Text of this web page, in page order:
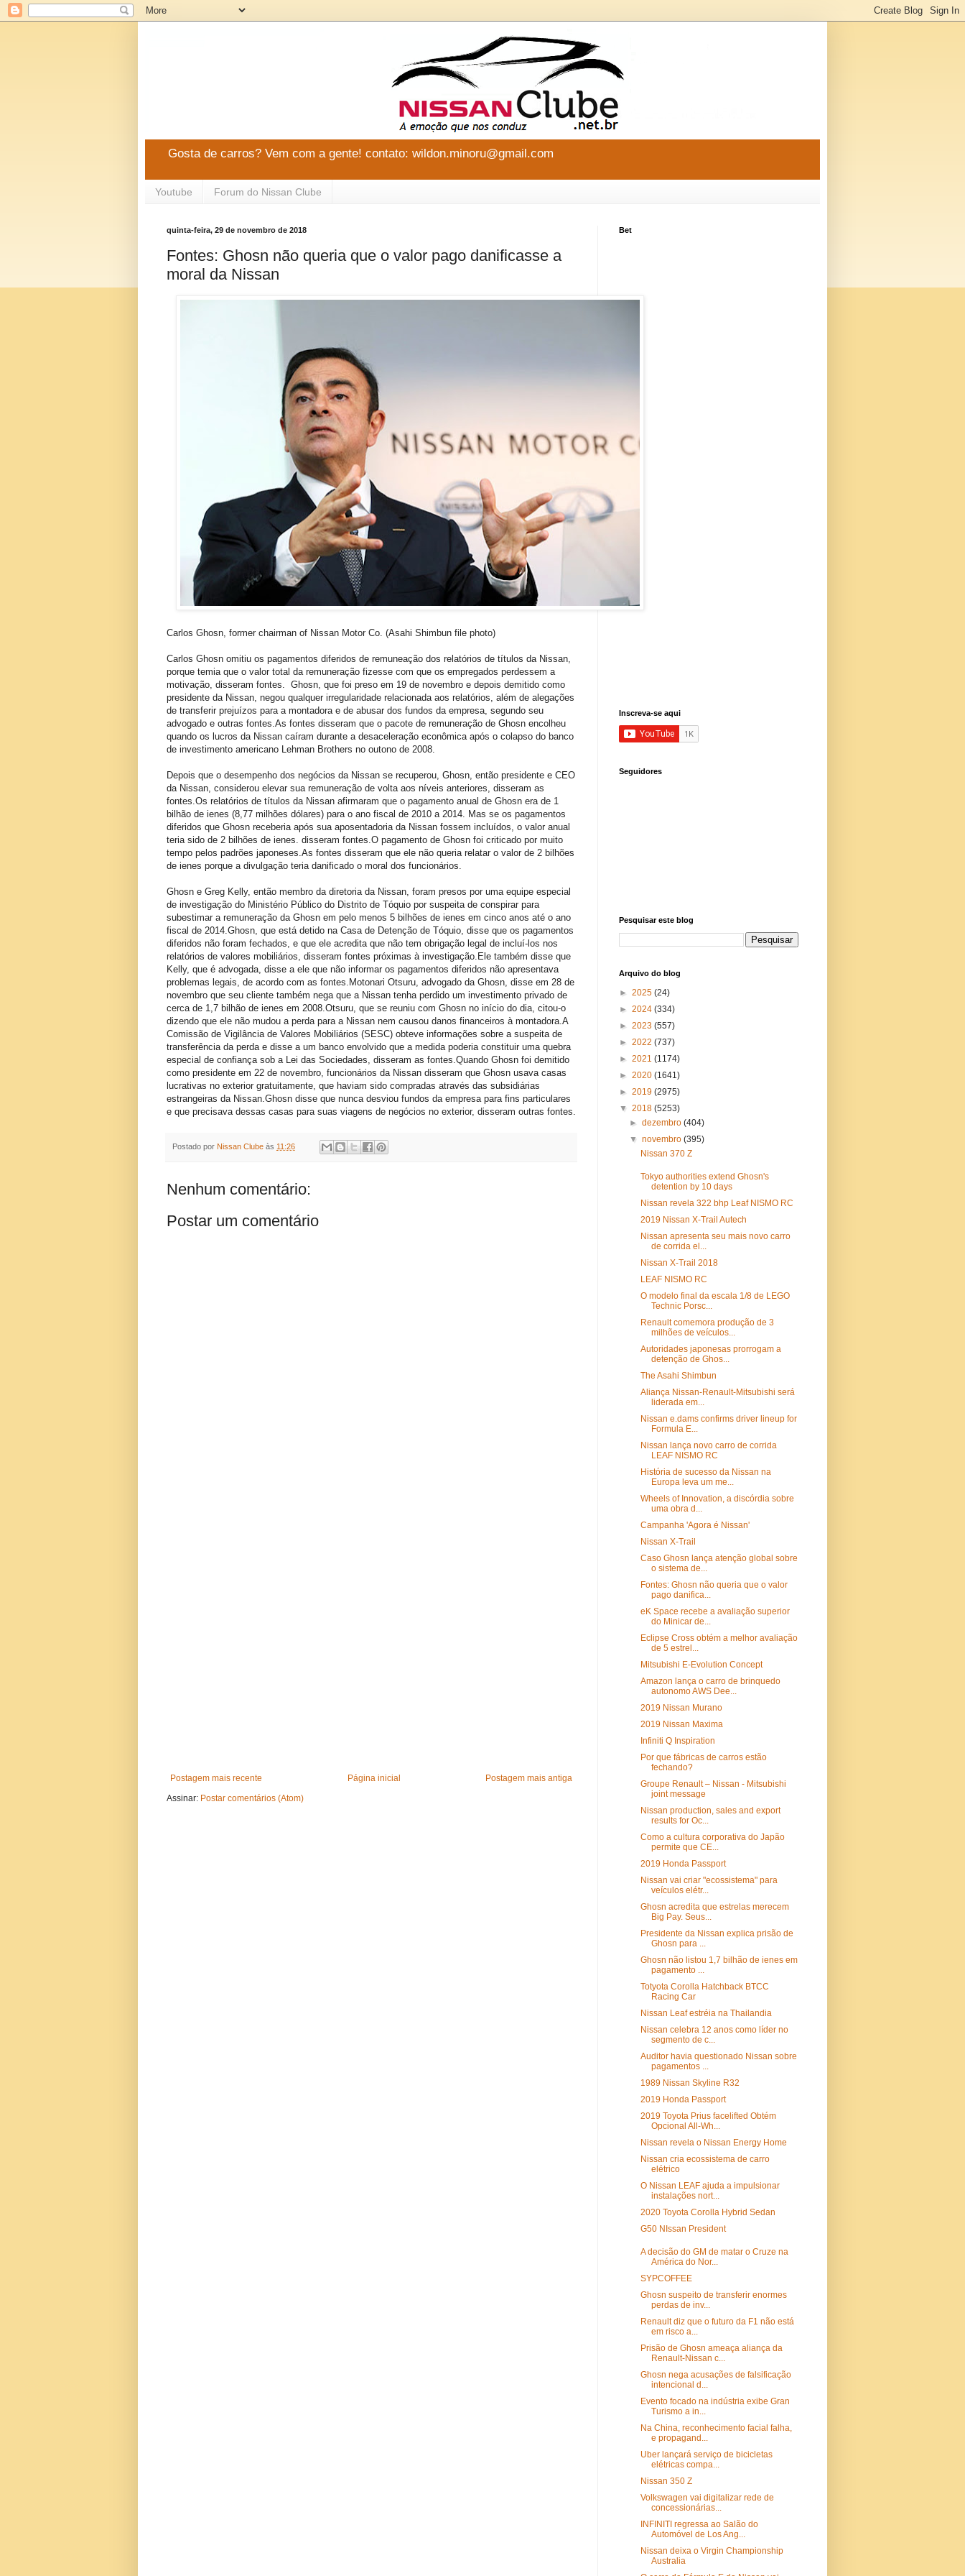
Gosta de carros? Vem com a gente! contato: wildon.minoru@gmail.com
Youtube Forum do Nissan Clube
quinta-feira, 29 de novembro de 2018
Fontes: Ghosn não queria que o valor pago danificasse a
moral da Nissan
Carlos Ghosn, former chairman of Nissan Motor Co. (Asahi Shimbun file photo)
Carlos Ghosn omitiu os pagamentos diferidos de remuneação dos relatórios de títulos da Nissan,
porque temia que o valor total da remuneração fizesse com que os empregados perdessem a
motivação, disseram fontes. Ghosn, que foi preso em 19 de novembro e depois demitido como
presidente da Nissan, negou qualquer irregularidade relacionada aos relatórios, além de alegações
de transferir prejuízos para a montadora e de abusar dos fundos da empresa, segundo seu
advogado e outras fontes.As fontes disseram que o pacote de remuneração de Ghosn encolheu
quando os lucros da Nissan caíram durante a desaceleração econômica após o colapso do banco
de investimento americano Lehman Brothers no outono de 2008.
Depois que o desempenho dos negócios da Nissan se recuperou, Ghosn, então presidente e CEO
da Nissan, considerou elevar sua remuneração de volta aos níveis anteriores, disseram as
fontes.Os relatórios de títulos da Nissan afirmaram que o pagamento anual de Ghosn era de 1
bilhão de ienes (8,77 milhões dólares) para o ano fiscal de 2010 a 2014. Mas se os pagamentos
diferidos que Ghosn receberia após sua aposentadoria da Nissan fossem incluídos, o valor anual
teria sido de 2 bilhões de ienes. disseram fontes.O pagamento de Ghosn foi criticado por muito
tempo pelos padrões japoneses.As fontes disseram que ele não queria relatar o valor de 2 bilhões
de ienes porque a divulgação teria danificado o moral dos funcionários.
Ghosn e Greg Kelly, então membro da diretoria da Nissan, foram presos por uma equipe especial
de investigação do Ministério Público do Distrito de Tóquio por suspeita de conspirar para
subestimar a remuneração da Ghosn em pelo menos 5 bilhões de ienes em cinco anos até o ano
fiscal de 2014.Ghosn, que está detido na Casa de Detenção de Tóquio, disse que os pagamentos
diferidos não foram fechados, e que ele acredita que não tem obrigação legal de incluí-los nos
relatórios de valores mobiliários, disseram fontes próximas à investigação.Ele também disse que
Kelly, que é advogada, disse a ele que não informar os pagamentos diferidos não apresentava
problemas legais, de acordo com as fontes.Motonari Otsuru, advogado da Ghosn, disse em 28 de
novembro que seu cliente também nega que a Nissan tenha perdido um investimento privado de
cerca de 1,7 bilhão de ienes em 2008.Otsuru, que se reuniu com Ghosn no início do dia, citou-o
dizendo que ele não mudou a perda para a Nissan nem causou danos financeiros à montadora.A
Comissão de Vigilância de Valores Mobiliários (SESC) obteve informações sobre a suspeita de
transferência da perda e disse a um banco envolvido que a medida poderia constituir uma quebra
especial de confiança sob a Lei das Sociedades, disseram as fontes.Quando Ghosn foi demitido
como presidente em 22 de novembro, funcionários da Nissan disseram que Ghosn usava casas
lucrativas no exterior gratuitamente, que haviam sido compradas através das subsidiárias
estrangeiras da Nissan.Ghosn disse que nunca desviou fundos da empresa para fins particulares
e que precisava dessas casas para suas viagens de negócios no exterior, disseram outras fontes.
Postado por Nissan Clube às 11:26
Nenhum comentário:
Postar um comentário
Postagem mais recente Postagem mais antiga
Página inicial
Assinar: Postar comentários (Atom)
Bet
Inscreva-se aqui
Seguidores
Pesquisar este blog
Arquivo do blog
► 2025 (24)
► 2024 (334)
► 2023 (557)
► 2022 (737)
► 2021 (1174)
► 2020 (1641)
► 2019 (2975)
▼ 2018 (5253)
►dezembro(404)
▼novembro(395)
Nissan 370 Z
Tokyo authorities extend Ghosn's
detention by 10 days
Nissan revela 322 bhp Leaf NISMO RC
2019 Nissan X-Trail Autech
Nissan apresenta seu mais novo carro
de corrida el...
Nissan X-Trail 2018
LEAF NISMO RC
O modelo final da escala 1/8 de LEGO
Technic Porsc...
Renault comemora produção de 3
milhões de veículos...
Autoridades japonesas prorrogam a
detenção de Ghos...
The Asahi Shimbun
Aliança Nissan-Renault-Mitsubishi será
liderada em...
Nissan e.dams confirms driver lineup for
Formula E...
Nissan lança novo carro de corrida
LEAF NISMO RC
História de sucesso da Nissan na
Europa leva um me...
Wheels of Innovation, a discórdia sobre
uma obra d...
Campanha 'Agora é Nissan'
Nissan X-Trail
Caso Ghosn lança atenção global sobre
o sistema de...
Fontes: Ghosn não queria que o valor
pago danifica...
eK Space recebe a avaliação superior
do Minicar de...
Eclipse Cross obtém a melhor avaliação
de 5 estrel...
Mitsubishi E-Evolution Concept
Amazon lança o carro de brinquedo
autonomo AWS Dee...
2019 Nissan Murano
2019 Nissan Maxima
Infiniti Q Inspiration
Por que fábricas de carros estão
fechando?
Groupe Renault – Nissan - Mitsubishi
joint message
Nissan production, sales and export
results for Oc...
Como a cultura corporativa do Japão
permite que CE...
2019 Honda Passport
Nissan vai criar "ecossistema" para
veículos elétr...
Ghosn acredita que estrelas merecem
Big Pay. Seus...
Presidente da Nissan explica prisão de
Ghosn para ...
Ghosn não listou 1,7 bilhão de ienes em
pagamento ...
Totyota Corolla Hatchback BTCC
Racing Car
Nissan Leaf estréia na Thailandia
Nissan celebra 12 anos como líder no
segmento de c...
Auditor havia questionado Nissan sobre
pagamentos ...
1989 Nissan Skyline R32
2019 Honda Passport
2019 Toyota Prius facelifted Obtém
Opcional All-Wh...
Nissan revela o Nissan Energy Home
Nissan cria ecossistema de carro
elétrico
O Nissan LEAF ajuda a impulsionar
instalações nort...
2020 Toyota Corolla Hybrid Sedan
G50 NIssan President
A decisão do GM de matar o Cruze na
América do Nor...
SYPCOFFEE
Ghosn suspeito de transferir enormes
perdas de inv...
Renault diz que o futuro da F1 não está
em risco a...
Prisão de Ghosn ameaça aliança da
Renault-Nissan c...
Ghosn nega acusações de falsificação
intencional d...
Evento focado na indústria exibe Gran
Turismo a in...
Na China, reconhecimento facial falha,
e propagand...
Uber lançará serviço de bicicletas
elétricas compa...
Nissan 350 Z
Volkswagen vai digitalizar rede de
concessionárias...
INFINITI regressa ao Salão do
Automóvel de Los Ang...
Nissan deixa o Virgin Championship
Australia